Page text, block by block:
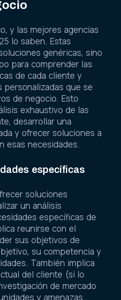
y las mejores agencias
lo saben. Estas
genéricas, sino
para comprender las
de cada cliente y
personalizadas que se
de negocio. Esto
exhaustivo de las
desarrollar una
y ofrecer soluciones a
esas necesidades.
específicas
soluciones
un análisis
específicas de
reunirse con el
sus objetivos de
su competencia y
También implica
del cliente (si lo
de mercado
y amenazas.